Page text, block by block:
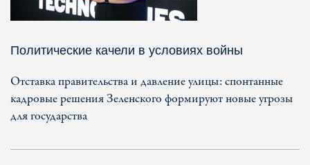
Политические качели в условиях войны
Отставка правительства и давление улицы: спонтанные
кадровые решения Зеленского формируют новые угрозы
для государства